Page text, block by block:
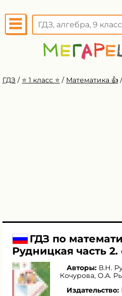
ГДЗ / ⭐️ 1 класс ⭐️ / Математика 👍 /
ГДЗ по
Рудницкая часть
Авторы: В.Н.
Кочурова, О.А.
Издательство: